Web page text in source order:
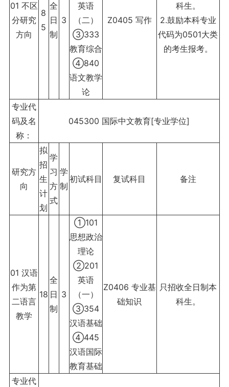
01 不区
分研究
方向
8
5
全
日
制
3
英语
（二）
③333
教育综合
④840
语文教学
论
Z0405 写作
科生。
2.鼓励本科专业
代码为0501大类
的考生报考。
专业代
码及名
称：
045300 国际中文教育[专业学位]
研究方
向
拟
招
生
计
划
学
习
方
式
学
制
初试科目 复试科目 备注
01 汉语
作为第
二语言
教学
18
全
日
制
3
①101
思想政治
理论
②201
英语
（一）
③354
汉语基础
④445
汉语国际
教育基础
Z0406 专业基
础知识
只招收全日制本
科生。
专业代